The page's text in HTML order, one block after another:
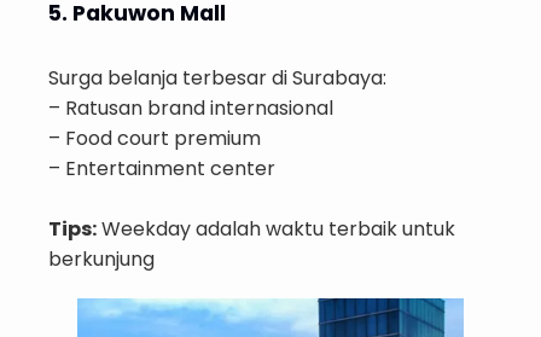
5. Pakuwon Mall
Surga belanja terbesar di Surabaya:
– Ratusan brand internasional
– Food court premium
– Entertainment center
Tips:Weekday adalah waktu terbaik untuk
berkunjung